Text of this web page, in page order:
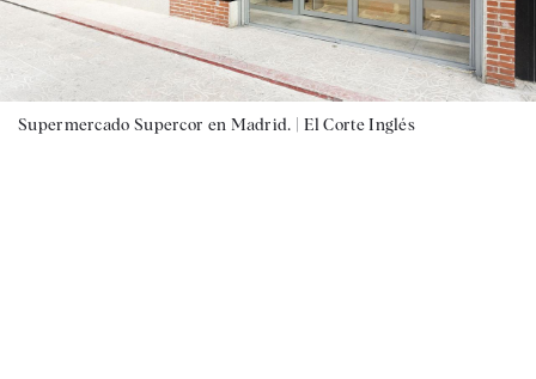
Supermercado Supercor en Madrid. | El Corte Inglés